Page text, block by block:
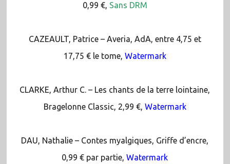
0,99 €, Sans DRM
CAZEAULT, Patrice – Averia, AdA, entre 4,75 et
17,75 € le tome, Watermark
CLARKE, Arthur C. – Les chants de la terre lointaine,
Bragelonne Classic, 2,99 €, Watermark
DAU, Nathalie – Contes myalgiques, Griffe d’encre,
0,99 € par partie,Watermark